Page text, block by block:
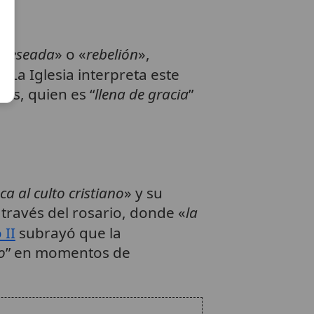
deseada» o «rebelión»,
. La Iglesia interpreta este
quien es “llena de gracia”
al culto cristiano» y su
del rosario, donde «la
IIsubrayó que la
” en momentos de